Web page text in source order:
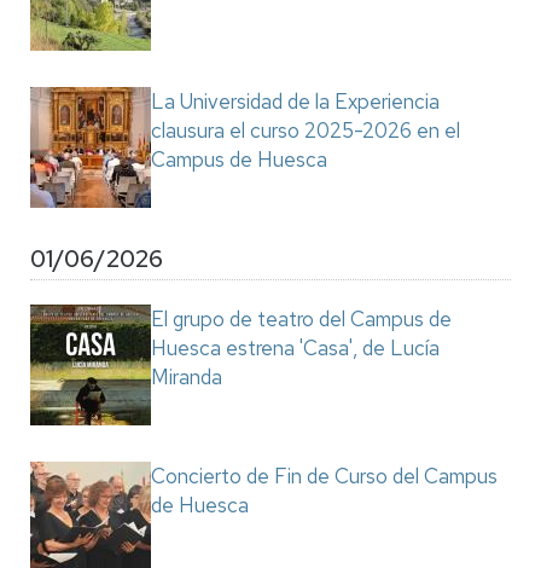
La Universidad de la Experiencia
clausura el curso 2025-2026 en el
Campus de Huesca
01/06/2026
El grupo de teatro del Campus de
Huesca estrena 'Casa', de Lucía
Miranda
Concierto de Fin de Curso del Campus
de Huesca